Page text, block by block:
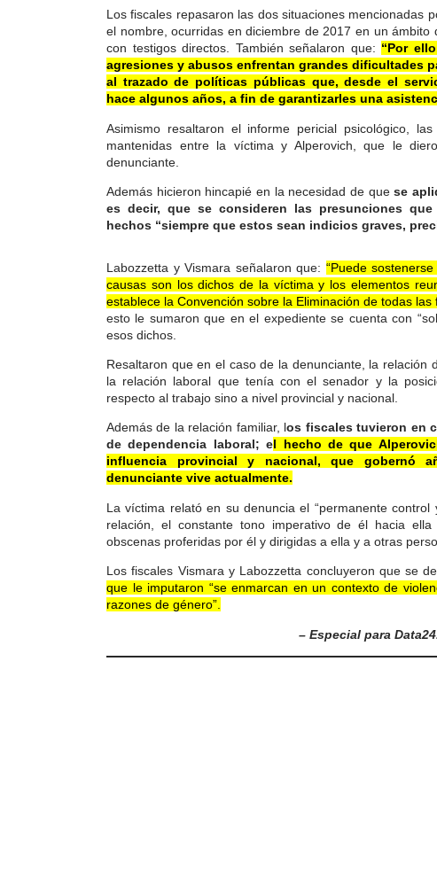
Los fiscales repasaron las dos situaciones mencionadas
el nombre, ocurridas en diciembre de 2017 en un
con testigos directos. También señalaron que: “Por
agresiones y abusos enfrentan grandes dificultades
al trazado de políticas públicas que, desde el
hace algunos años, a fin de garantizarles una
Asimismo resaltaron el informe pericial psicológico,
mantenidas entre la víctima y Alperovich, que le
denunciante.
Además hicieron hincapié en la necesidad de quese
es decir, que se consideren las presunciones
hechos “siempre que estos sean indicios graves,
Labozzetta y Vismara señalaron que: “Puede
causas son los dichos de la víctima y los elementos
establece la Convención sobre la Eliminación de todas las
esto le sumaron que en el expediente se cuenta con
esos dichos.
Resaltaron que en el caso de la denunciante, la relación
la relación laboral que tenía con el senador y la
respecto al trabajo sino a nivel provincial y nacional.
Además de la relación familiar, los fiscales tuvieron en
de dependencia laboral; el hecho de que
influencia provincial y nacional, que gobernó
denunciante vive actualmente.
La víctima relató en su denuncia el “permanente
relación, el constante tono imperativo de él hacia
obscenas proferidas por él y dirigidas a ella y a otras
Los fiscales Vismara y Labozzetta concluyeron que se
que le imputaron “se enmarcan en un contexto de
razones de género”.
– Especial para